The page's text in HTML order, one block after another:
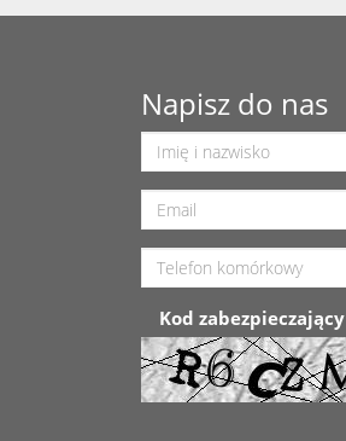
Napisz do nas
Kod zabezpieczający